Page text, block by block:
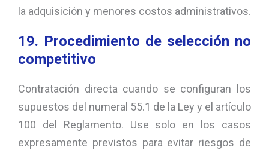
la adquisición y menores costos administrativos.
19. Procedimiento de selección no
competitivo
Contratación directa cuando se configuran los
supuestos del numeral 55.1 de la Ley y el artículo
100 del Reglamento. Use solo en los casos
expresamente previstos para evitar riesgos de